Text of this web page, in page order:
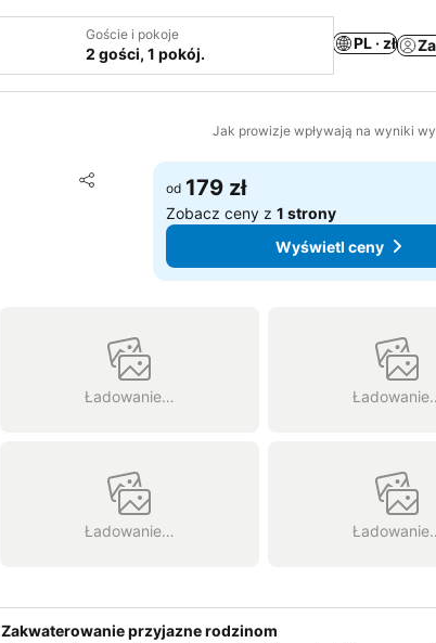
Goście i pokoje
2 gości, 1 pokój.
PL · zł
Jak prowizje wpływają na wyniki
Udostępnij
Dodaj do ulubionych
od 179 zł
Zobacz ceny z1 strony
Wyświetl ceny
Ładowanie…
Ładowanie…
Zakwaterowanie przyjazne rodzinom